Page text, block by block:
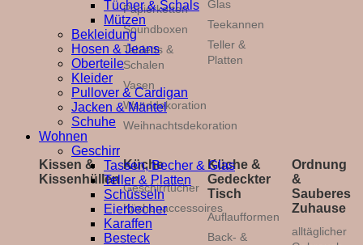
Papierketten
Soundboxen
Tabletts &
Schalen
Vasen
Wanddekoration
Weihnachtsdekoration
Glas
Teekannen
Teller &
Platten
Kissen &
Kissenhüllen
Küche
Geschirrtücher
Küchenaccessoires
Küche &
Gedeckter
Tisch
Auflaufformen
Back- &
Ordnung
&
Sauberes
Zuhause
alltäglicher
Tücher & Schals
Mützen
Bekleidung
Hosen & Jeans
Oberteile
Kleider
Pullover & Cardigan
Jacken & Mäntel
Schuhe
Wohnen
Geschirr
Tassen, Becher & Glas
Teller & Platten
Schüsseln
Eierbecher
Karaffen
Besteck